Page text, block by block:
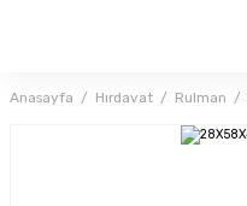
Anasayfa Hırdavat Rulman